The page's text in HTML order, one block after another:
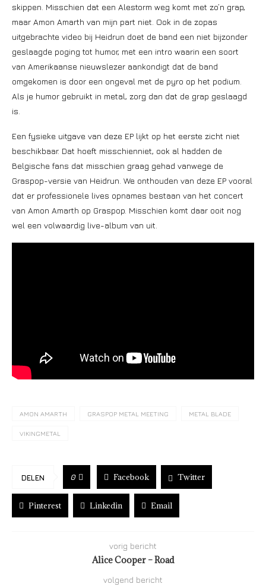
skippen. Misschien dat een Alestorm weg komt met zo’n grap,
maar Amon Amarth van mijn part niet. Ook in de zopas
uitgebrachte video bij Heidrun doet de band een niet bijzonder
geslaagde poging tot humor, met een intro waarin een soort
van Amerikaanse nieuwslezer aankondigt dat de band
omgekomen is door een ongeval met de pyro op het podium.
Als je humor gebruikt in metal, zorg dan dat de grap geslaagd
is.
Een fysieke uitgave van deze EP lijkt op het eerste zicht niet
beschikbaar. Dat hoeft misschienniet, ook al hadden de
Belgische fans dat misschien graag gehad vanwege de
Graspop-versie van Heidrun. We onthouden van deze EP vooral
dat er professionele lives opnames bestaan van het concert
van Amon Amarth op Graspop. Misschien komt daar ooit nog
wel een volwaardig live-album van uit.
AMON AMARTH GRASPOP METAL MEETING METAL BLADE
VIKINGMETAL
DELEN 0 Facebook Twitter
Pinterest Linkedin Email
vorig bericht
Alice Cooper – Road
volgend bericht